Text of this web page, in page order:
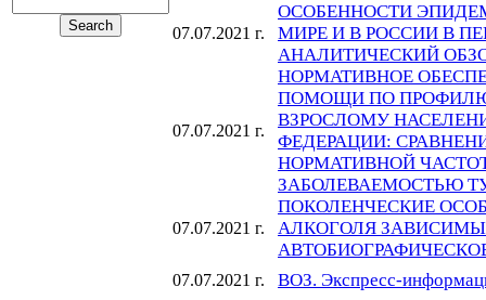
07.07.2021 г.
ОСОБЕННОСТИ
МИРЕ И В РОССИИ В
АНАЛИТИЧЕСКИЙ
07.07.2021 г.
НОРМАТИВНОЕ
ПОМОЩИ ПО ПРОФИЛЮ
ВЗРОСЛОМУ
ФЕДЕРАЦИИ:
НОРМАТИВНОЙ
ЗАБОЛЕВАЕМОСТЬЮ
07.07.2021 г.
ПОКОЛЕНЧЕСКИЕ
АЛКОГОЛЯ
07.07.2021 г. ВОЗ. Экспресс-